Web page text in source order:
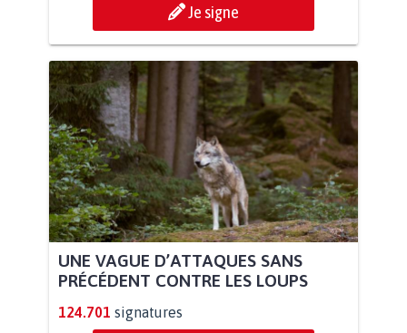
Je signe
UNE VAGUE D’ATTAQUES SANS
PRÉCÉDENT CONTRE LES LOUPS
124.701 signatures